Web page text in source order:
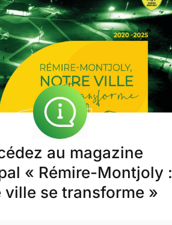
au magazine
« Rémire-Montjoly :
ville se transforme »